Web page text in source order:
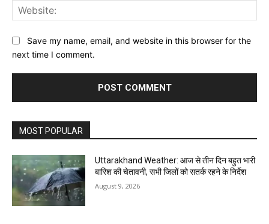
Save my name, email, and website in this browser for the
next time I comment.
MOST POPULAR
Uttarakhand Weather: आज से तीन दिन बहुत भारी
बारिश की चेतावनी, सभी जिलों को सतर्क रहने के निर्देश
August 9, 2026